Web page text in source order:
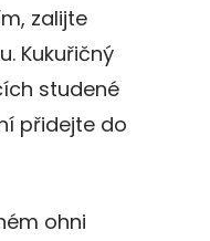
zalijte
Kukuřičný
studené
přidejte do
ohni